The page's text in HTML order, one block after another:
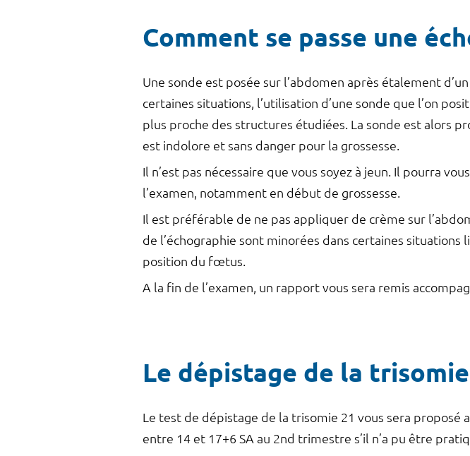
Comment se passe une
Une sonde est posée sur l’abdomen après étalement
certaines situations, l’utilisation d’une sonde que l’on
plus proche des structures étudiées. La sonde est alors
est indolore et sans danger pour la grossesse.
Il n’est pas nécessaire que vous soyez à jeun. Il pourra
l’examen, notamment en début de grossesse.
Il est préférable de ne pas appliquer de crème sur
de l’échographie sont minorées dans certaines
position du fœtus.
A la fin de l’examen, un rapport vous sera remis
Le dépistage de la trisomie
Le test de dépistage de la trisomie 21 vous sera
entre 14 et 17+6 SA au 2nd trimestre s’il n’a pu être